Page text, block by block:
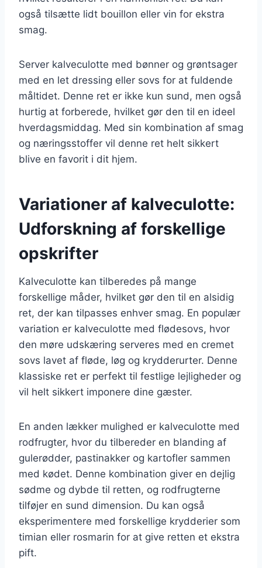
også tilsætte lidt bouillon eller vin for ekstra
smag.
Server kalveculotte med bønner og grøntsager
med en let dressing eller sovs for at fuldende
måltidet. Denne ret er ikke kun sund, men også
hurtig at forberede, hvilket gør den til en ideel
hverdagsmiddag. Med sin kombination af smag
og næringsstoffer vil denne ret helt sikkert
blive en favorit i dit hjem.
Variationer af kalveculotte:
Udforskning af forskellige
opskrifter
Kalveculotte kan tilberedes på mange
forskellige måder, hvilket gør den til en alsidig
ret, der kan tilpasses enhver smag. En populær
variation er kalveculotte med flødesovs, hvor
den møre udskæring serveres med en cremet
sovs lavet af fløde, løg og krydderurter. Denne
klassiske ret er perfekt til festlige lejligheder og
vil helt sikkert imponere dine gæster.
En anden lækker mulighed er kalveculotte med
rodfrugter, hvor du tilbereder en blanding af
gulerødder, pastinakker og kartofler sammen
med kødet. Denne kombination giver en dejlig
sødme og dybde til retten, og rodfrugterne
tilføjer en sund dimension. Du kan også
eksperimentere med forskellige krydderier som
timian eller rosmarin for at give retten et ekstra
pift.